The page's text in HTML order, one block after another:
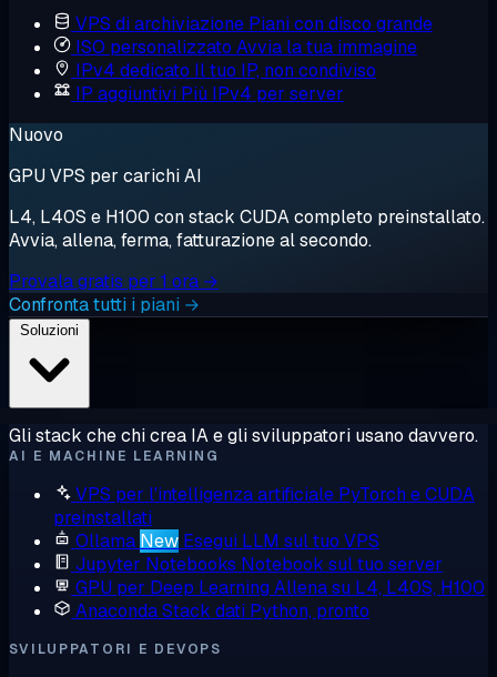
VPS di archiviazione Piani con disco grande
ISO personalizzato Avvia la tua immagine
IPv4 dedicato Il tuo IP, non condiviso
IP aggiuntivi Più IPv4 per server
Nuovo
GPU VPS per carichi AI
L4, L40S e H100 con stack CUDA completo preinstallato.
Avvia, allena, ferma, fatturazione al secondo.
Provala gratis per 1 ora →
Confronta tutti i piani →
Gli stack che chi crea IA e gli sviluppatori usano davvero.
AI E MACHINE LEARNING
VPS per l'intelligenza artificiale PyTorch e CUDA
preinstallati
Ollama New Esegui LLM sul tuo VPS
Jupyter Notebooks Notebook sul tuo server
GPU per Deep Learning Allena su L4, L40S, H100
AnacondaStack dati Python, pronto
SVILUPPATORI E DEVOPS